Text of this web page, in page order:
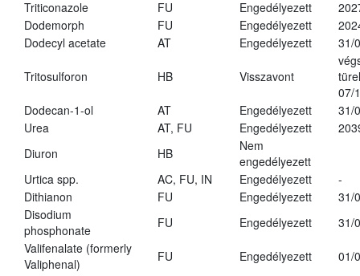
Triticonazole
FU Engedélyezett
Dodemorph
FU Engedélyezett
Dodecyl acetate
AT Engedélyezett 31/
Tritosulforon HB Visszavont
07/
Dodecan-1-ol
AT Engedélyezett
31/
Urea
AT, FU Engedélyezett
Diuron
HB
Nem
engedélyezett
Urtica spp.
AC, FU, IN Engedélyezett
-
Dithianon
FU Engedélyezett
31/
Disodium
phosphonate
FU Engedélyezett
31/
Valifenalate (formerly
Valiphenal)
FU Engedélyezett 01/